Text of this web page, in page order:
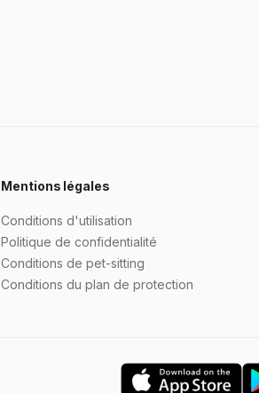
Mentions légales
Conditions d'utilisation
Politique de confidentialité
Conditions de pet-sitting
Conditions du plan de protection